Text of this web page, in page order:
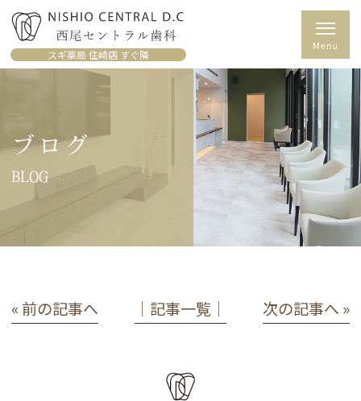
スギ薬局 住崎店 すぐ隣
ブログ
BLOG
« 前の記事へ │記事一覧│ 次の記事へ »